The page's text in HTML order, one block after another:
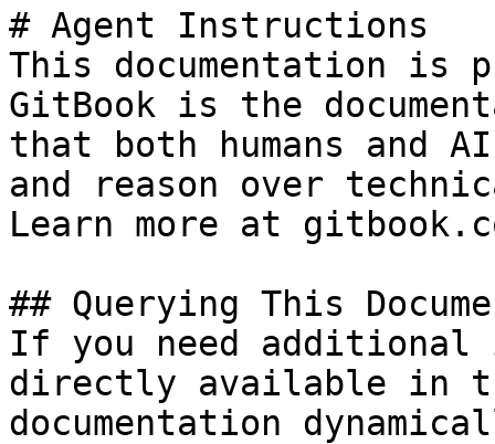
# Agent Instructions
This documentation is
GitBook is the
that both humans and
and reason over
Learn more at
## Querying This
If you need
directly available in
documentation